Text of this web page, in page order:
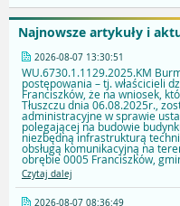
Najnowsze artykuły i
2026-08-07 13:30:51
WU.6730.1.1129.2025.KM
postępowania – tj. właścicieli
Franciszków, że na wniosek,
Tłuszczu dnia 06.08.2025r.,
administracyjne w sprawie
polegającej na budowie
niezbędną infrastrukturą
obsługą komunikacyjną na
obrębie 0005 Franciszków,
Czytaj dalej
2026-08-07 08:36:49